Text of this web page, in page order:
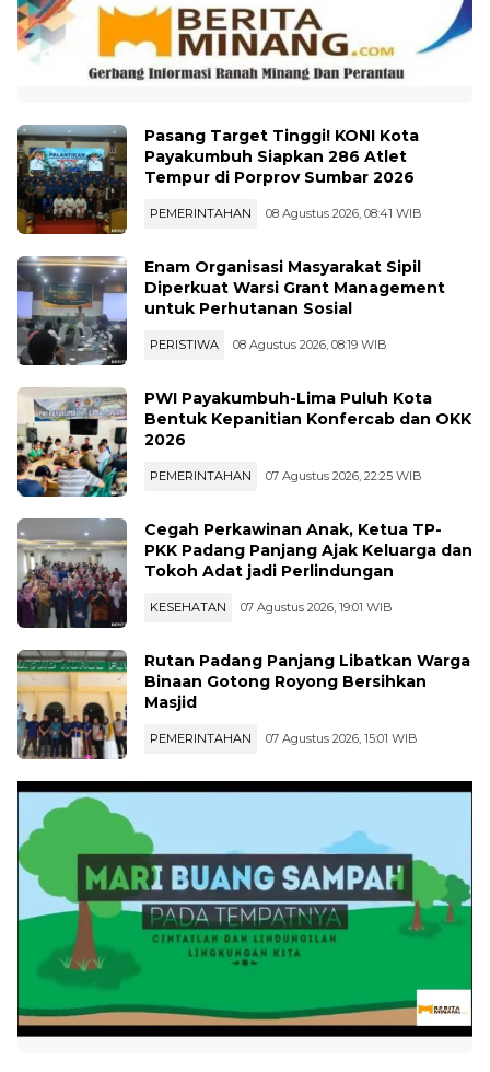
Payakumbuh Siapkan 286 Atlet
Tempur di Porprov Sumbar 2026
PEMERINTAHAN 08 Agustus 2026, 08:41 WIB
Diperkuat Warsi Grant Management
untuk Perhutanan Sosial
PERISTIWA 08 Agustus 2026, 08:19 WIB
Bentuk Kepanitian Konfercab dan OKK
2026
PEMERINTAHAN
PKK Padang Panjang Ajak Keluarga dan
Tokoh Adat jadi Perlindungan
KESEHATAN 07 Agustus 2026, 19:01 WIB
Binaan Gotong Royong Bersihkan
Masjid
PEMERINTAHAN